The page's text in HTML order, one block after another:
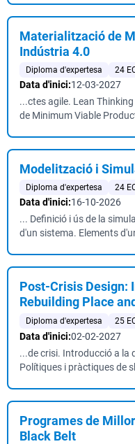
Materialització de
Indústria 4.0
Diploma d'expertesa 24
Data d'inici:12-03-2027
...ctes agile. Lean
de Minimum Viable
Modelització i
Diploma d'expertesa 24
Data d'inici:16-10-2026
... Definició i ús de la
d'un sistema. Elements
Post-Crisis Design:
Rebuilding Place
Diploma d'expertesa 25
Data d'inici:02-02-2027
...de crisi. Introducció a la
Polítiques i pràctiques de
Programes de
Black Belt